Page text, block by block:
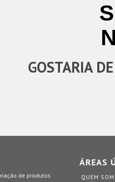
GOSTARIA
de produtos
ÁREAS
QUEM